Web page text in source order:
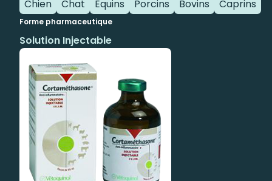
Chien Chat Equins Porcins Bovins Caprins
Forme pharmaceutique
Solution Injectable